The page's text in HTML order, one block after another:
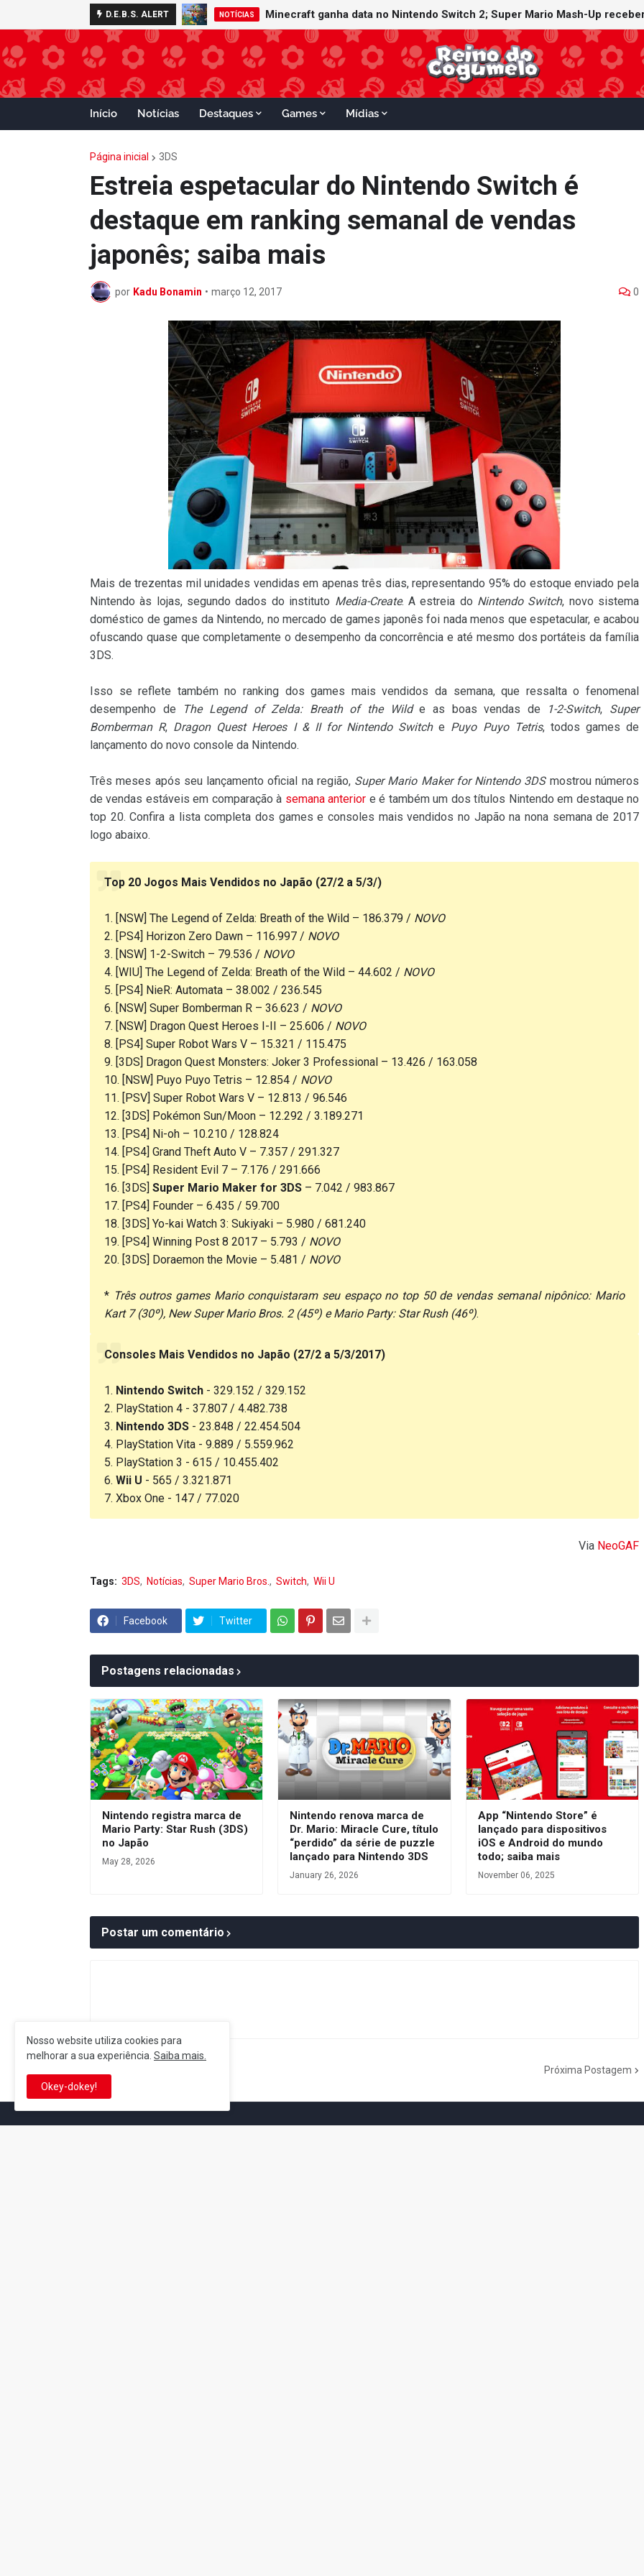
D.E.B.S. ALERT NOTÍCIAS Minecraft ganha data no Nintendo Switch 2; Super Mario Mash-Up
ADVANCE Nintendo Switch Online recebe ícones retrô de Mario Paint (SNES) e
Início Notícias Destaques Games Mídias
Página inicial 3DS
Estreia espetacular do Nintendo Switch é
destaque em ranking semanal de vendas
japonês; saiba mais
por Kadu Bonamin • março 12, 2017 0
Mais de trezentas mil unidades vendidas em apenas três dias, representando 95% do estoque enviado pela
Nintendo às lojas, segundo dados do instituto Media-Create. A estreia do Nintendo Switch, novo sistema
doméstico de games da Nintendo, no mercado de games japonês foi nada menos que espetacular, e acabou
ofuscando quase que completamente o desempenho da concorrência e até mesmo dos portáteis da família
3DS.
Isso se reflete também no ranking dos games mais vendidos da semana, que ressalta o fenomenal
desempenho de
The Legend of Zelda: Breath of the Wilde as boas vendas de 1-2-Switch, Super
Bomberman R, Dragon Quest Heroes I & II for Nintendo Switche Puyo Puyo Tetris, todos games de
lançamento do novo console da Nintendo.
Três meses após seu lançamento oficial na região, Super Mario Maker for Nintendo 3DSmostrou números
de vendas estáveis em comparação à semana anterior e é também um dos títulos Nintendo em destaque no
top 20. Confira a lista completa dos games e consoles mais vendidos no Japão na nona semana de 2017
logo abaixo.
Top 20 Jogos Mais Vendidos no Japão (27/2 a 5/3/)
1. [NSW] The Legend of Zelda: Breath of the Wild – 186.379 / NOVO
2. [PS4] Horizon Zero Dawn – 116.997 / NOVO
3. [NSW] 1-2-Switch – 79.536 / NOVO
4. [WIU] The Legend of Zelda: Breath of the Wild – 44.602 / NOVO
5. [PS4] NieR: Automata – 38.002 / 236.545
6. [NSW] Super Bomberman R – 36.623 / NOVO
7. [NSW] Dragon Quest Heroes I-II – 25.606 / NOVO
8. [PS4] Super Robot Wars V – 15.321 / 115.475
9. [3DS] Dragon Quest Monsters: Joker 3 Professional – 13.426 / 163.058
10. [NSW] Puyo Puyo Tetris – 12.854 / NOVO
11. [PSV] Super Robot Wars V – 12.813 / 96.546
12. [3DS] Pokémon Sun/Moon – 12.292 / 3.189.271
13. [PS4] Ni-oh – 10.210 / 128.824
14. [PS4] Grand Theft Auto V – 7.357 / 291.327
15. [PS4] Resident Evil 7 – 7.176 / 291.666
16. [3DS] Super Mario Maker for 3DS – 7.042 / 983.867
17. [PS4] Founder – 6.435 / 59.700
18. [3DS] Yo-kai Watch 3: Sukiyaki – 5.980 / 681.240
19. [PS4] Winning Post 8 2017 – 5.793 / NOVO
20. [3DS] Doraemon the Movie – 5.481 / NOVO
* Três outros games Mario conquistaram seu espaço no top 50 de vendas semanal nipônico: Mario
Kart 7 (30º), New Super Mario Bros. 2 (45º) e Mario Party: Star Rush (46º).
Consoles Mais Vendidos no Japão (27/2 a 5/3/2017)
1. Nintendo Switch - 329.152 / 329.152
2. PlayStation 4 - 37.807 / 4.482.738
3. Nintendo 3DS - 23.848 / 22.454.504
4. PlayStation Vita - 9.889 / 5.559.962
5. PlayStation 3 - 615 / 10.455.402
6. Wii U - 565 / 3.321.871
7. Xbox One - 147 / 77.020
Via NeoGAF
Tags: 3DS Notícias Super Mario Bros. Switch Wii U
Facebook Twitter
Postagens relacionadas
Nintendo registra marca de
Mario Party: Star Rush (3DS)
no Japão
May 28, 2026
Nintendo renova marca de
Dr. Mario: Miracle Cure, título
“perdido” da série de puzzle
lançado para Nintendo 3DS
January 26, 2026
App “Nintendo Store” é
lançado para dispositivos
iOS e Android do mundo
todo; saiba mais
November 06, 2025
Postar um comentário
Próxima Postagem
Nosso website utiliza cookies para
melhorar a sua experiência. Saiba mais.
Okey-dokey!